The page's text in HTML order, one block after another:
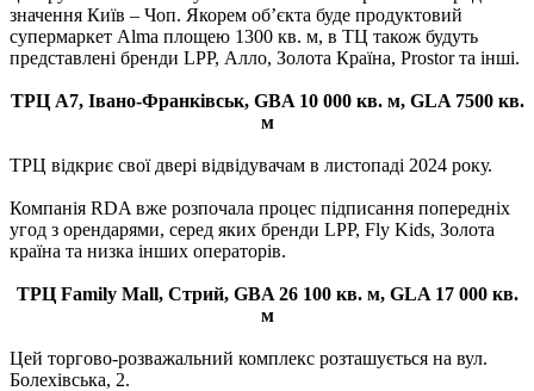
значення Київ – Чоп. Якорем об’єкта буде продуктовий
супермаркет Alma площею 1300 кв. м, в ТЦ також будуть
представлені бренди LPP, Алло, Золота Країна, Prostor та інші.
ТРЦ А7, Івано-Франківськ, GBA 10 000 кв. м, GLA 7500 кв.
м
ТРЦ відкриє свої двері відвідувачам в листопаді 2024 року.
Компанія RDA вже розпочала процес підписання попередніх
угод з орендарями, серед яких бренди LPP, Fly Kids, Золота
країна та низка інших операторів.
ТРЦ Family Mall, Стрий, GBA 26 100 кв. м, GLA 17 000 кв.
м
Цей торгово-розважальний комплекс розташується на вул.
Болехівська, 2.